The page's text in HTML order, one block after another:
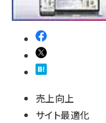
売上向上
サイト最適化